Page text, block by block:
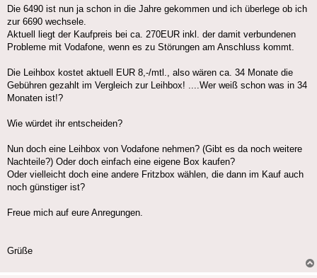
Die 6490 ist nun ja schon in die Jahre gekommen und ich überlege ob ich
zur 6690 wechsele.
Aktuell liegt der Kaufpreis bei ca. 270EUR inkl. der damit verbundenen
Probleme mit Vodafone, wenn es zu Störungen am Anschluss kommt.
Die Leihbox kostet aktuell EUR 8,-/mtl., also wären ca. 34 Monate die
Gebühren gezahlt im Vergleich zur Leihbox! ....Wer weiß schon was in 34
Monaten ist!?
Wie würdet ihr entscheiden?
Nun doch eine Leihbox von Vodafone nehmen? (Gibt es da noch weitere
Nachteile?) Oder doch einfach eine eigene Box kaufen?
Oder vielleicht doch eine andere Fritzbox wählen, die dann im Kauf auch
noch günstiger ist?
Freue mich auf eure Anregungen.
Grüße